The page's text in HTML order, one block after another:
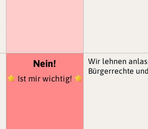
Nein!
Ist mir wichtig!
Wir lehnen
Bürgerrechte